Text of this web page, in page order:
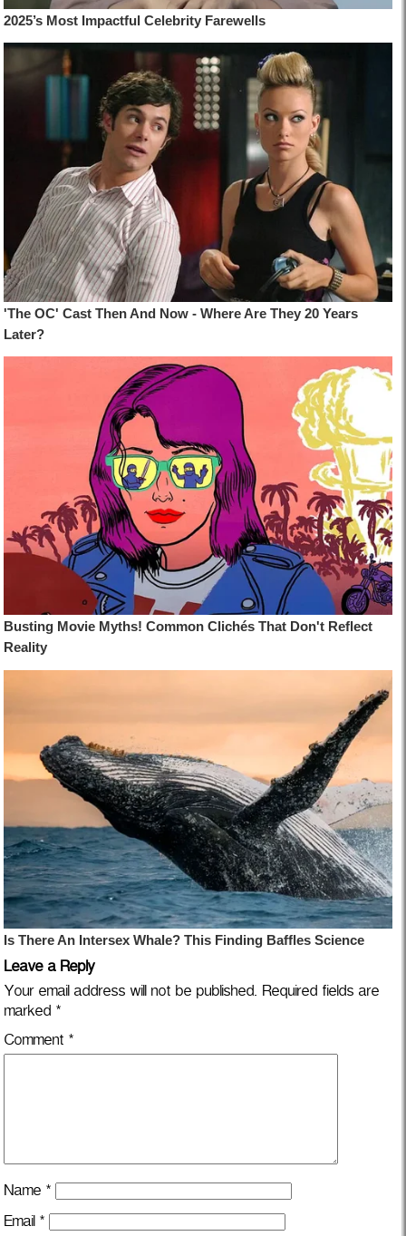
Leave a Reply
Your email address will not be published. Required fields are
marked *
Comment *
Name *
Email *